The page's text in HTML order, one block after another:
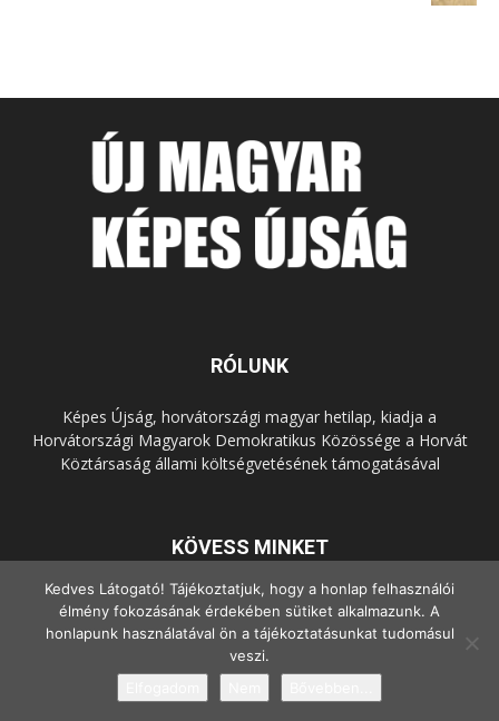
RÓLUNK
Képes Újság, horvátországi magyar hetilap, kiadja a
Horvátországi Magyarok Demokratikus Közössége a Horvát
Köztársaság állami költségvetésének támogatásával
KÖVESS MINKET
© Copyright - 2022 Minden jog fenntartva.
Kedves Látogató! Tájékoztatjuk, hogy a honlap felhasználói
élmény fokozásának érdekében sütiket alkalmazunk. A
honlapunk használatával ön a tájékoztatásunkat tudomásul
veszi.